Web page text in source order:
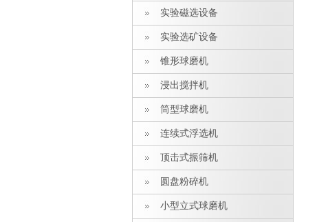
实验磁选设备
实验选矿设备
锥形球磨机
浸出搅拌机
筒型球磨机
连续式浮选机
顶击式振筛机
圆盘粉碎机
小型立式球磨机